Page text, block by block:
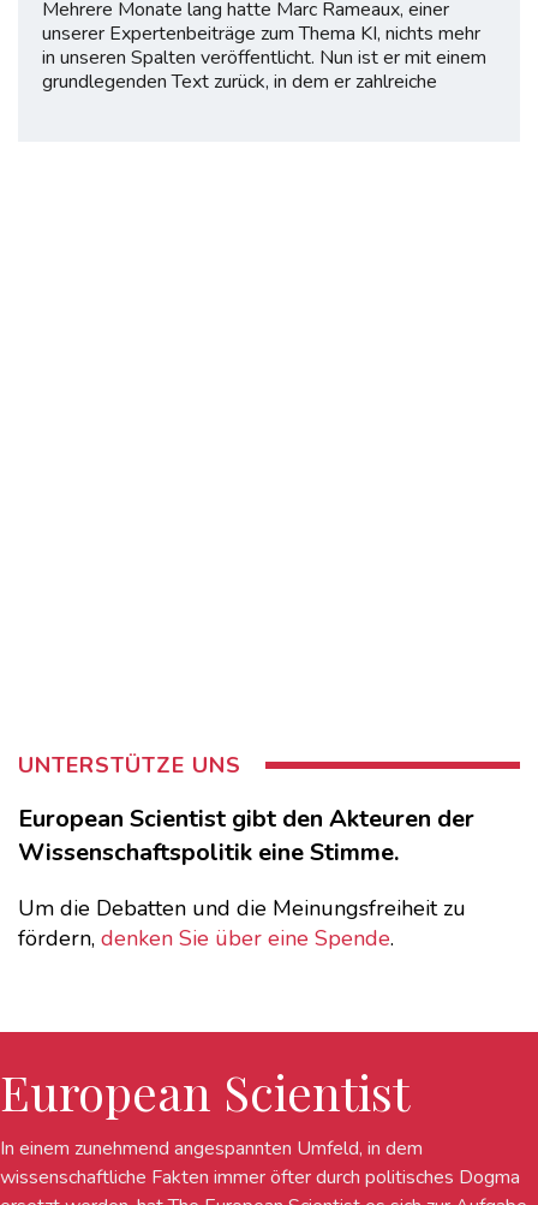
Mehrere Monate lang hatte Marc Rameaux, einer
unserer Expertenbeiträge zum Thema KI, nichts mehr
in unseren Spalten veröffentlicht. Nun ist er mit einem
grundlegenden Text zurück, in dem er zahlreiche
UNTERSTÜTZE UNS
European Scientist gibt den Akteuren der
Wissenschaftspolitik eine Stimme.
Um die Debatten und die Meinungsfreiheit zu
fördern, denken Sie über eine Spende.
European Scientist
In einem zunehmend angespannten Umfeld, in dem
wissenschaftliche Fakten immer öfter durch politisches Dogma